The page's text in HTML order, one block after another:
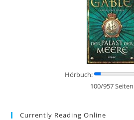
Hörbuch:
100/957 Seiten
Currently Reading Online